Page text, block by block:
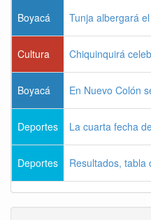
Boyacá Tunja albergará
Cultura Chiquinquirá
Boyacá En Nuevo Colón
Deportes La cuarta fecha
Deportes Resultados, tabla